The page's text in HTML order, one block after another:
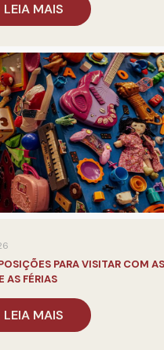
LEIA MAIS
PARA VISITAR COM
AS FÉRIAS
LEIA MAIS